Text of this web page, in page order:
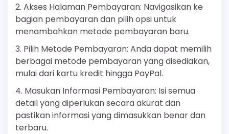
2. Akses Halaman Pembayaran: Navigasikan ke
bagian pembayaran dan pilih opsi untuk
menambahkan metode pembayaran baru.
3. Pilih Metode Pembayaran: Anda dapat memilih
berbagai metode pembayaran yang disediakan,
mulai dari kartu kredit hingga PayPal.
4. Masukan Informasi Pembayaran: Isi semua
detail yang diperlukan secara akurat dan
pastikan informasi yang dimasukkan benar dan
terbaru.